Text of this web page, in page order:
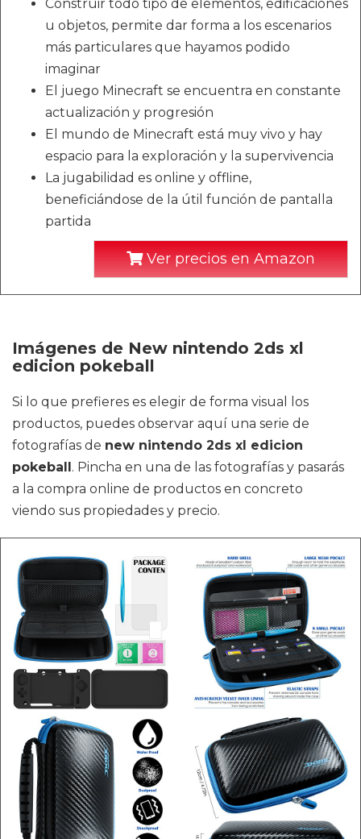
Construir todo tipo de elementos, edificaciones
u objetos, permite dar forma a los escenarios
más particulares que hayamos podido
imaginar
El juego Minecraft se encuentra en constante
actualización y progresión
El mundo de Minecraft está muy vivo y hay
espacio para la exploración y la supervivencia
La jugabilidad es online y offline,
beneficiándose de la útil función de pantalla
partida
Ver precios en Amazon
Imágenes de New nintendo 2ds xl
edicion pokeball
Si lo que prefieres es elegir de forma visual los
productos, puedes observar aquí una serie de
fotografías de new nintendo 2ds xl edicion
pokeball . Pincha en una de las fotografías y pasarás
a la compra online de productos en concreto
viendo sus propiedades y precio.